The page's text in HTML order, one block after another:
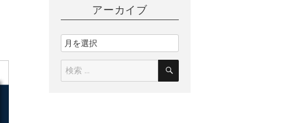
アーカイブ